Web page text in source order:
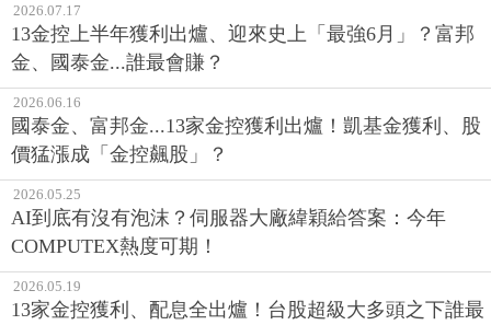
2026.07.17
13金控上半年獲利出爐、迎來史上「最強6月」？富邦
金、國泰金...誰最會賺？
2026.06.16
國泰金、富邦金...13家金控獲利出爐！凱基金獲利、股
價猛漲成「金控飆股」？
2026.05.25
AI到底有沒有泡沫？伺服器大廠緯穎給答案：今年
COMPUTEX熱度可期！
2026.05.19
13家金控獲利、配息全出爐！台股超級大多頭之下誰最